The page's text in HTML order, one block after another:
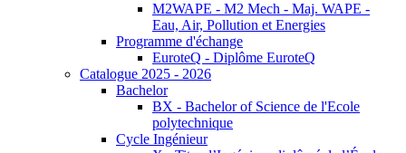
M2WAPE - M2 Mech - Maj. WAPE -
Eau, Air, Pollution et Energies
Programme d'échange
EuroteQ - Diplôme EuroteQ
Catalogue 2025 - 2026
Bachelor
BX - Bachelor of Science de l'Ecole
polytechnique
Cycle Ingénieur